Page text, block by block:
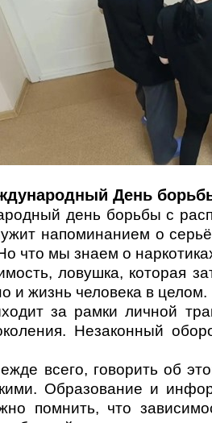
День
день борьбы с
напоминанием о
что мы знаем о
ловушка, которая
и жизнь человека в целом.
за рамки личной
Незаконный
всего, говорить об
Образование и
помнить, что